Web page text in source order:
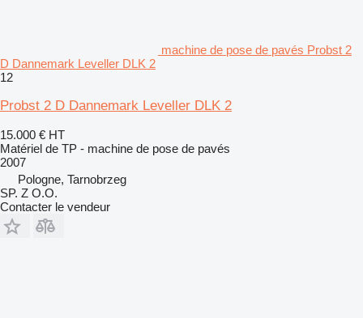
machine de pose de pavés Probst 2
D Dannemark Leveller DLK 2
12
Probst 2 D Dannemark Leveller DLK 2
15.000 € HT
Matériel de TP - machine de pose de pavés
2007
Pologne, Tarnobrzeg
SP. Z O.O.
Contacter le vendeur